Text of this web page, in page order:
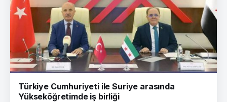
Türkiye Cumhuriyeti ile Suriye arasında
Yükseköğretimde iş birliği